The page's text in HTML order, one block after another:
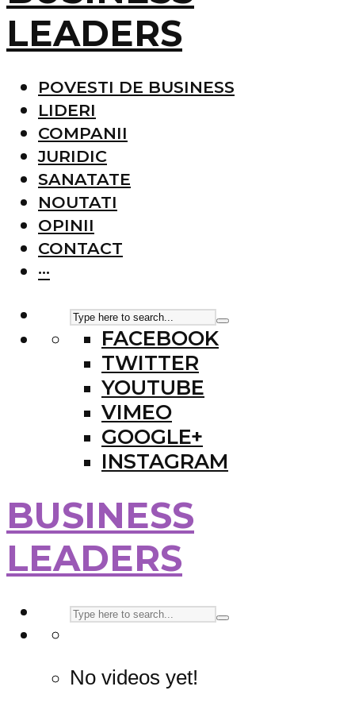
LEADERS
POVESTI DE BUSINESS
LIDERI
COMPANII
JURIDIC
SANATATE
NOUTATI
OPINII
CONTACT
···
FACEBOOK
TWITTER
YOUTUBE
VIMEO
GOOGLE+
INSTAGRAM
BUSINESS
LEADERS
No videos yet!